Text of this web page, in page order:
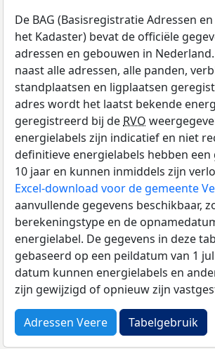
De BAG (Basisregistratie Adressen
het Kadaster) bevat de officiële
adressen en gebouwen in
naast alle adressen, alle panden,
standplaatsen en ligplaatsen
adres wordt het laatst bekende
geregistreerd bij de RVO
energielabels zijn indicatief en niet
definitieve energielabels hebben een
10 jaar en kunnen inmiddels zijn
Excel-download voor de gemeente
aanvullende gegevens beschikbaar,
berekeningstype en de
energielabel. De gegevens in deze
gebaseerd op een peildatum van 1
datum kunnen energielabels en
zijn gewijzigd of opnieuw zijn
Adressen Veere Tabelgebruik